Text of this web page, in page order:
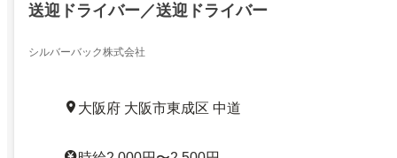
送迎ドライバー／送迎ドライバー
シルバーバック株式会社
大阪府 大阪市東成区 中道